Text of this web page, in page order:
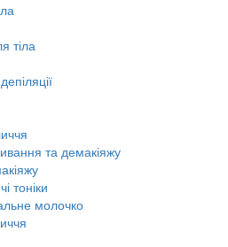
тіла
та демакіяжу
тоніки
молочко